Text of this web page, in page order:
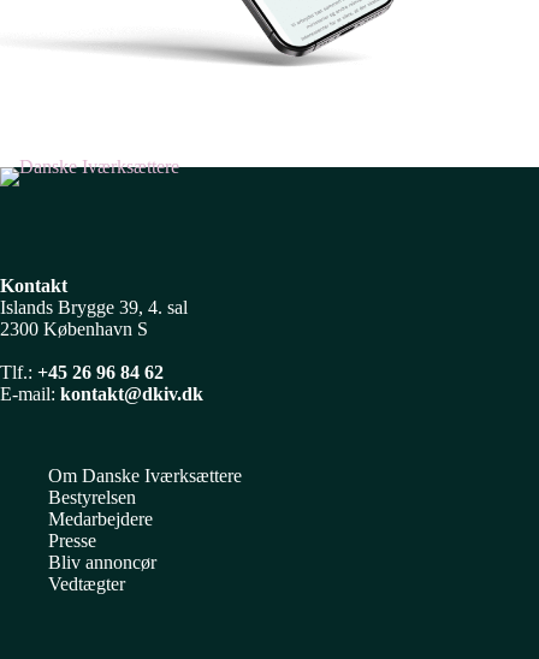
Kontakt
Islands Brygge 39, 4. sal
2300 København S
Tlf.: +45 26 96 84 62
E-mail: kontakt@dkiv.dk
Om Danske Iværksættere
Bestyrelsen
Medarbejdere
Presse
Bliv annoncør
Vedtægter